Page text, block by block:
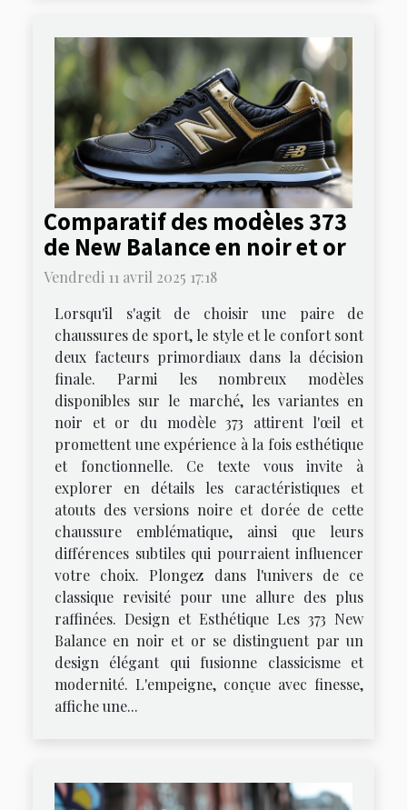
Comparatif des modèles 373
de New Balance en noir et or
Vendredi 11 avril 2025 17:18
Lorsqu'il s'agit de choisir une paire de
chaussures de sport, le style et le confort sont
deux facteurs primordiaux dans la décision
finale. Parmi les nombreux modèles
disponibles sur le marché, les variantes en
noir et or du modèle 373 attirent l'œil et
promettent une expérience à la fois esthétique
et fonctionnelle. Ce texte vous invite à
explorer en détails les caractéristiques et
atouts des versions noire et dorée de cette
chaussure emblématique, ainsi que leurs
différences subtiles qui pourraient influencer
votre choix. Plongez dans l'univers de ce
classique revisité pour une allure des plus
raffinées. Design et Esthétique Les 373 New
Balance en noir et or se distinguent par un
design élégant qui fusionne classicisme et
modernité. L'empeigne, conçue avec finesse,
affiche une...